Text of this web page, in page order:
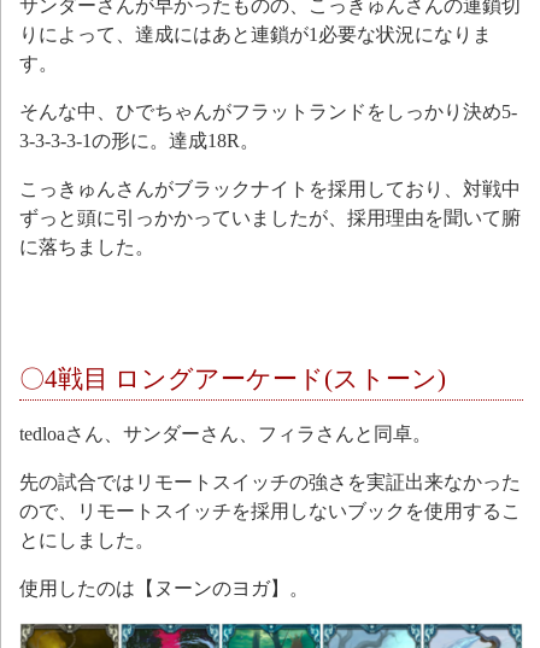
サンダーさんが早かったものの、こっきゅんさんの連鎖切
りによって、達成にはあと連鎖が1必要な状況になりま
す。
そんな中、ひでちゃんがフラットランドをしっかり決め5-
3-3-3-3-1の形に。達成18R。
こっきゅんさんがブラックナイトを採用しており、対戦中
ずっと頭に引っかかっていましたが、採用理由を聞いて腑
に落ちました。
〇4戦目 ロングアーケード(ストーン)
tedloaさん、サンダーさん、フィラさんと同卓。
先の試合ではリモートスイッチの強さを実証出来なかった
ので、リモートスイッチを採用しないブックを使用するこ
とにしました。
使用したのは【ヌーンのヨガ】。